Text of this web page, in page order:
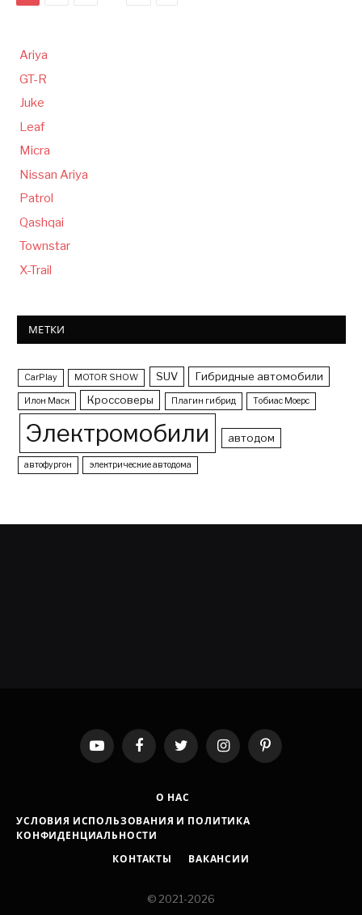
Ariya
GT-R
Juke
Leaf
Micra
Nissan Ariya
Patrol
Qashqai
Townstar
X-Trail
МЕТКИ
CarPlay MOTOR SHOW SUV Гибридные автомобили
Илон Маск Кроссоверы Плагин гибрид Тобиас Моерс
Электромобили автодом
автофургон электрические автодома
YouTubeFacebookTwitter InstagramPinterest
О НАС
УСЛОВИЯ ИСПОЛЬЗОВАНИЯ И ПОЛИТИКА
КОНФИДЕНЦИАЛЬНОСТИ
КОНТАКТЫ
ВАКАНСИИ
© 2021-2026